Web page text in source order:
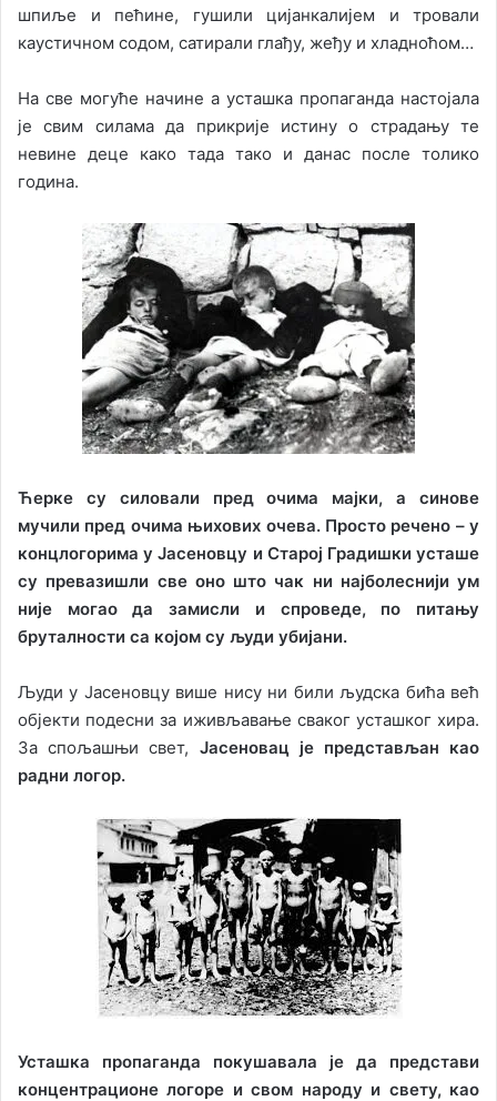
шпиље и пећине, гушили цијанкалијем и тровали
каустичном содом, сатирали глађу, жеђу и хладноћом…
На све могуће начине а усташка пропаганда настојала
је свим силама да прикрије истину о страдању те
невине деце како тада тако и данас после толико
година.
Ћерке су силовали пред очима мајки, а синове
мучили пред очима њихових очева. Просто речено – у
концлогорима у Јасеновцу и Старој Градишки усташе
су превазишли све оно што чак ни најболеснији ум
није могао да замисли и спроведе, по питању
бруталности са којом су људи убијани.
Људи у Јасеновцу више нису ни били људска бића већ
објекти подесни за иживљавање сваког усташког хира.
За спољашњи свет, Јасеновац је представљан као
радни логор.
Усташка пропаганда покушавала је да представи
концентрационе логоре и свом народу и свету, као